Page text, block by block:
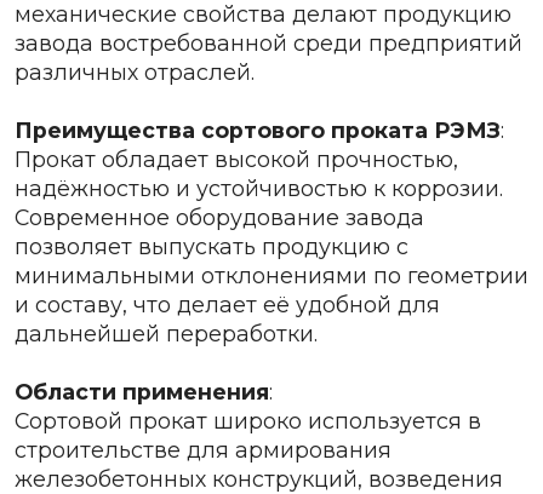
механические свойства делают продукцию
завода востребованной среди предприятий
различных отраслей.
Преимущества сортового проката РЭМЗ:
Прокат обладает высокой прочностью,
надёжностью и устойчивостью к коррозии.
Современное оборудование завода
позволяет выпускать продукцию с
минимальными отклонениями по геометрии
и составу, что делает её удобной для
дальнейшей переработки.
Области применения:
Сортовой прокат широко используется в
строительстве для армирования
железобетонных конструкций, возведения